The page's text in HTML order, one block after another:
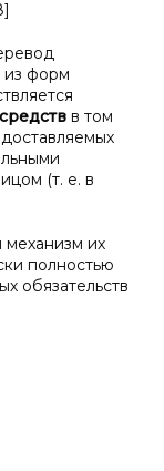
из форм
в том
(т. е. в
их
полностью
обязательств